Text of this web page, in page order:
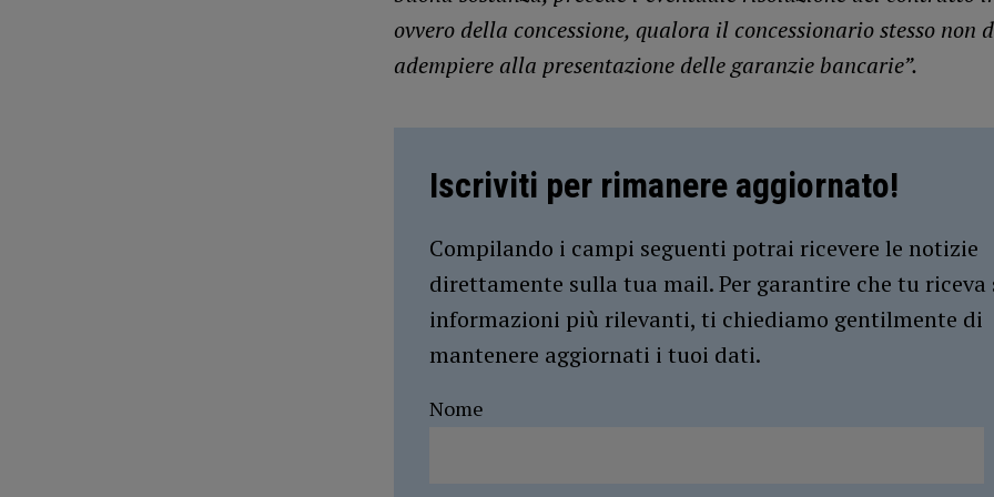
ovvero della concessione, qualora il concessionario stesso non
adempiere alla presentazione delle garanzie bancarie”.
Iscriviti per rimanere aggiornato!
Compilando i campi seguenti potrai ricevere le notizie
direttamente sulla tua mail. Per garantire che tu riceva
informazioni più rilevanti, ti chiediamo gentilmente di
mantenere aggiornati i tuoi dati.
Nome